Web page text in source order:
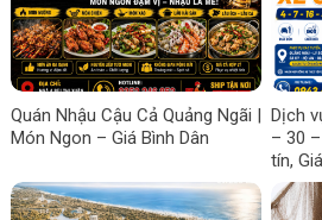
Quán Nhậu Cậu Cả Quảng Ngãi |
Món Ngon – Giá Bình Dân
Dịch
– 30
tín,